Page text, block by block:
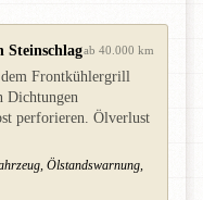
ab 40.000 km
Frontkühlergrill
Dichtungen
perforieren. Ölverlust
Ölstandswarnung,